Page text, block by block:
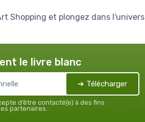
Shopping et plongez dans l'univers
le livre blanc
➔ Télécharger
d’être contacté(e) à des fins
partenaires.